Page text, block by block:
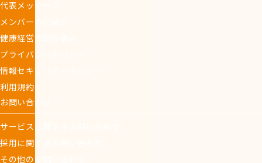
代表メッセージ
メンバーのご紹介
健康経営の取り組み
プライバシーポリシー
情報セキュリティポリシー
利用規約
お問い合わせ
サービスに関するお問い合わせ
採用に関するお問い合わせ
その他のお問い合わせ